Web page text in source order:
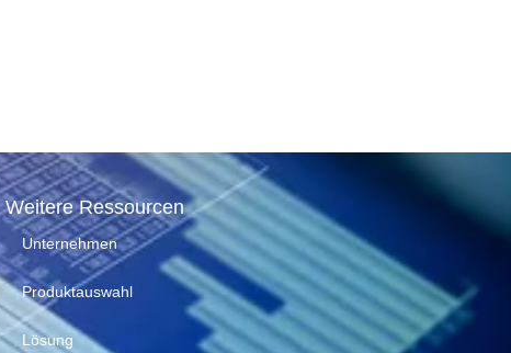
Weitere Ressourcen
Unternehmen
Produktauswahl
Lösung